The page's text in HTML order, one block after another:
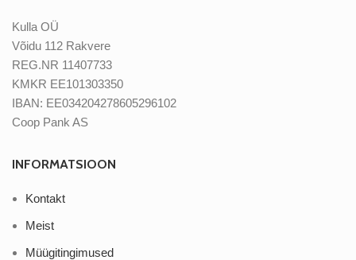
Kulla OÜ
Võidu 112 Rakvere
REG.NR 11407733
KMKR EE101303350
IBAN: EE034204278605296102
Coop Pank AS
INFORMATSIOON
Kontakt
Meist
Müügitingimused